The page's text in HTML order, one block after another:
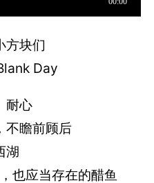
方块们
Day
耐心
不瞻前顾后
湖
也应当存在的醋鱼